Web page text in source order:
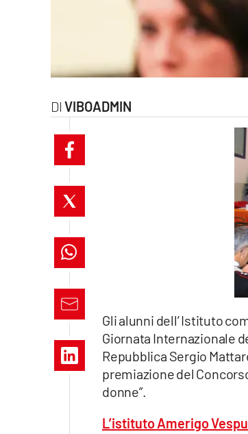
cosenzachannel.it
ilvibonese.it
catanzarochannel.it
lacapitalenews.it
VIBOADMIN
Gli alunni dell’ Istituto
Giornata Internazionale
Repubblica Sergio
premiazione del
donne”.
L’istituto Amerigo